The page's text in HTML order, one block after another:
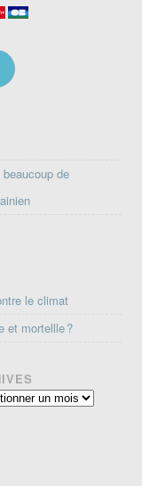
de
le climat
et mortellle ?